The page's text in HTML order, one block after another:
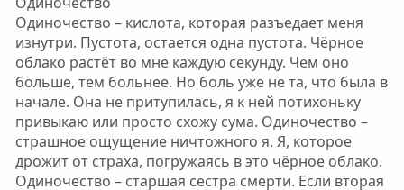
Одиночество – кислота, которая разъедает меня
изнутри. Пустота, остается одна пустота. Чёрное
облако растёт во мне каждую секунду. Чем оно
больше, тем больнее. Но боль уже не та, что была в
начале. Она не притупилась, я к ней потихоньку
привыкаю или просто схожу сума. Одиночество –
страшное ощущение ничтожного я. Я, которое
дрожит от страха, погружаясь в это чёрное облако.
Одиночество – старшая сестра смерти. Если вторая